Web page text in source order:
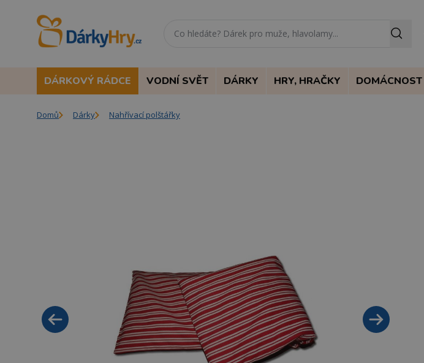
DÁRKOVÝ RÁDCE VODNÍ SVĚT DÁRKY HRY, HRAČKY DOMÁCNOST
Domů Dárky Nahřívací polštářky